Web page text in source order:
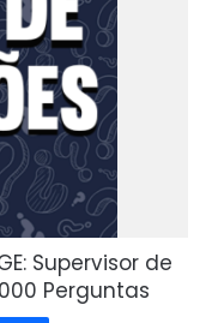
Supervisor de
Perguntas